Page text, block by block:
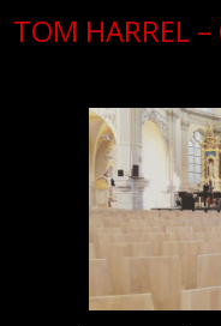
TOM HARREL –